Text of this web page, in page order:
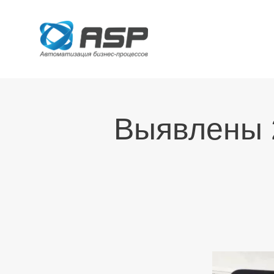
Выявлены